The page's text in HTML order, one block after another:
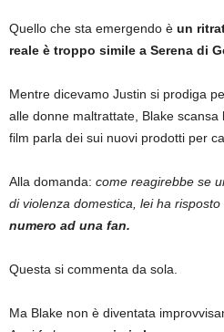
Quello che sta emergendo è un
reale è troppo simile a Serena di
Mentre dicevamo Justin si prodiga
alle donne maltrattate, Blake
film parla dei sui nuovi prodotti per
Alla domanda: come reagirebbe se
di violenza domestica, lei ha risposto
numero ad una fan.
Questa si commenta da sola.
Ma Blake non è diventata